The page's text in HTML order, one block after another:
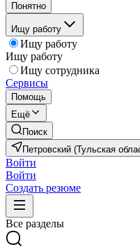
Понятно
Ищу работу
Ищу работу
Ищу работу
Ищу сотрудника
Сервисы
Помощь
Ещё
Поиск
Петровский (Тульская
Войти
Войти
Создать резюме
Все разделы